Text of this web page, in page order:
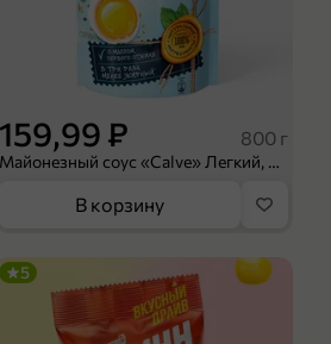
159,99 ₽ 800 г
Майонезный соус «Calve» Легкий, 800 г
В корзину
5